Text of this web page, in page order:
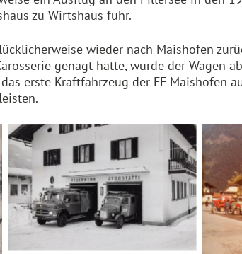
zu Wirtshaus fuhr.
wieder nach Maishofen
genagt hatte, wurde der Wagen
erste Kraftfahrzeug der FF Maishofen
Zwei historische
Einsatzfahrzeuge der Feuerwehr
Maishofen vor dem Gerätehaus
im Winter